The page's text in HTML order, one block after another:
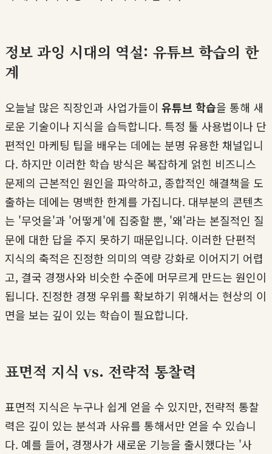
정보 과잉 시대의 역설: 유튜브 학습의 한
계
오늘날 많은 직장인과 사업가들이 유튜브 학습을 통해 새
로운 기술이나 지식을 습득합니다. 특정 툴 사용법이나 단
편적인 마케팅 팁을 배우는 데에는 분명 유용한 채널입니
다. 하지만 이러한 학습 방식은 복잡하게 얽힌 비즈니스
문제의 근본적인 원인을 파악하고, 종합적인 해결책을 도
출하는 데에는 명백한 한계를 가집니다. 대부분의 콘텐츠
는 '무엇을'과 '어떻게'에 집중할 뿐, '왜'라는 본질적인 질
문에 대한 답을 주지 못하기 때문입니다. 이러한 단편적
지식의 축적은 진정한 의미의 역량 강화로 이어지기 어렵
고, 결국 경쟁사와 비슷한 수준에 머무르게 만드는 원인이
됩니다. 진정한 경쟁 우위를 확보하기 위해서는 현상의 이
면을 보는 깊이 있는 학습이 필요합니다.
표면적 지식 vs. 전략적 통찰력
표면적 지식은 누구나 쉽게 얻을 수 있지만, 전략적 통찰
력은 깊이 있는 분석과 사유를 통해서만 얻을 수 있습니
다. 예를 들어, 경쟁사가 새로운 기능을 출시했다는 '사